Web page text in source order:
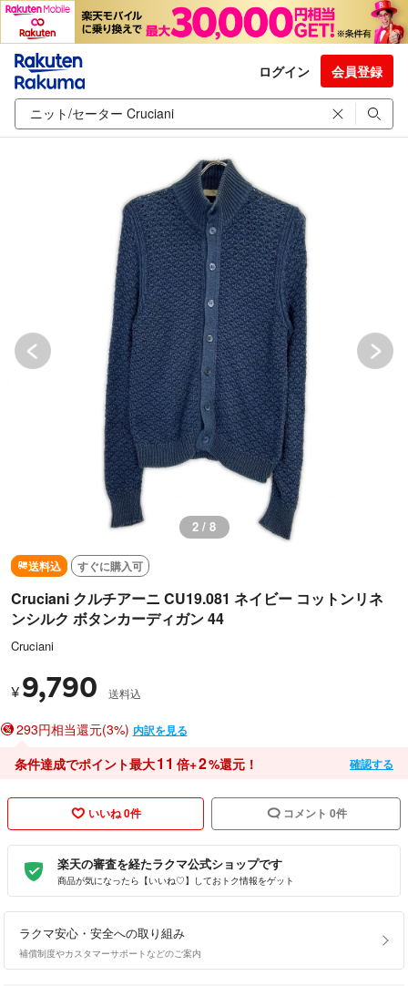
ログイン 会員登録
3 / 8
送料込 すぐに購入可
Cruciani クルチアーニ CU19.081 ネイビー コットンリネ
ンシルク ボタンカーディガン 44
Cruciani
¥ 9,790 送料込
293円相当還元(3%) 内訳を見る
条件達成でポイント最大11 倍+2%還元！ 確認する
いいね 0件 コメント 0件
楽天の審査を経たラクマ公式ショップです
商品が気になったら【いいね♡】しておトク情報をゲット
ラクマ安心・安全への取り組み
補償制度やカスタマーサポートなどのご案内